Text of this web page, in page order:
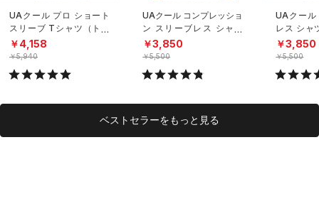
UAクール プロ ショート
スリーブ Tシャツ（トレ
ーニング/MEN）
￥4,158
￥5,940
UAクール コンプレッショ
ン スリーブレス シャツ
（トレーニング/MEN）
￥3,850
￥5,500
UAクール
レス シャ
グ/MEN）
￥3,850
￥5,500
ベストセラーをもっと見る